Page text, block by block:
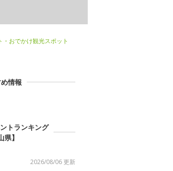
おでかけ観光スポット
情報
トランキング
県】
2026/08/06 更新